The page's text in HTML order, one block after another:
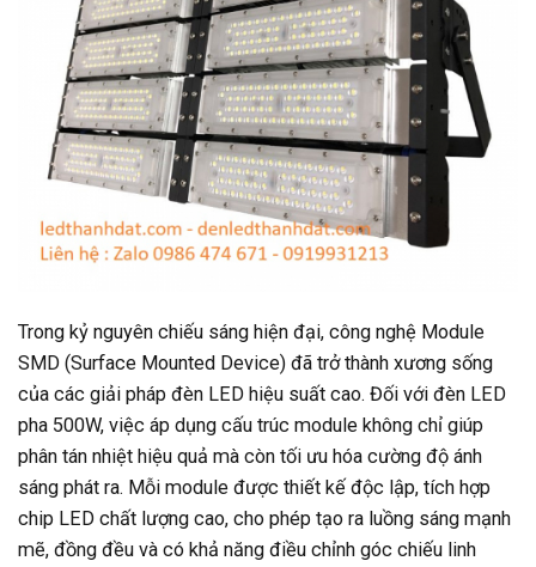
Trong kỷ nguyên chiếu sáng hiện đại, công nghệ Module
SMD (Surface Mounted Device) đã trở thành xương sống
của các giải pháp đèn LED hiệu suất cao. Đối với đèn LED
pha 500W, việc áp dụng cấu trúc module không chỉ giúp
phân tán nhiệt hiệu quả mà còn tối ưu hóa cường độ ánh
sáng phát ra. Mỗi module được thiết kế độc lập, tích hợp
chip LED chất lượng cao, cho phép tạo ra luồng sáng mạnh
mẽ, đồng đều và có khả năng điều chỉnh góc chiếu linh